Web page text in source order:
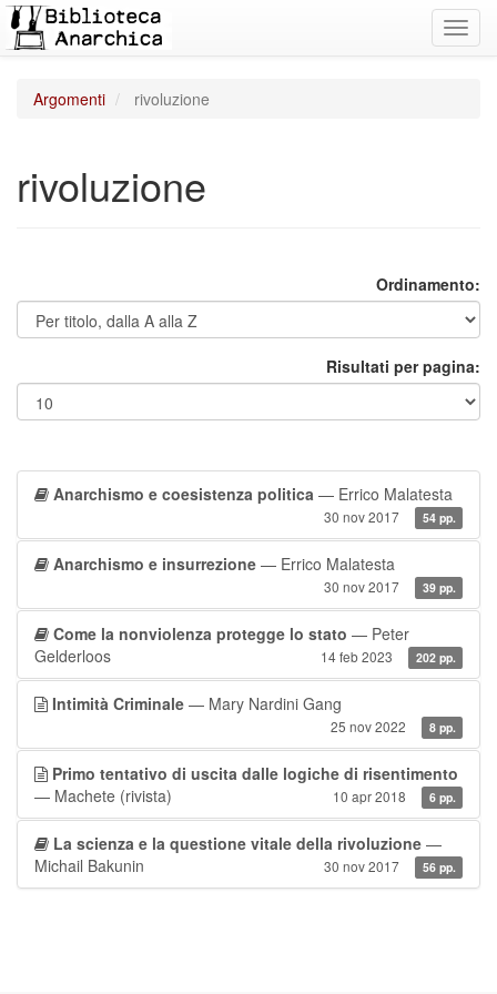
Argomenti rivoluzione
rivoluzione
Ordinamento:
Risultati per pagina:
Anarchismo e coesistenza politica — Errico Malatesta
30 nov 2017 54 pp.
Anarchismo e insurrezione — Errico Malatesta
30 nov 2017 39 pp.
Come la nonviolenza protegge lo stato — Peter
Gelderloos
14 feb 2023 202 pp.
Intimità Criminale — Mary Nardini Gang
25 nov 2022 8 pp.
Primo tentativo di uscita dalle logiche di risentimento
— Machete (rivista)
10 apr 2018 6 pp.
La scienza e la questione vitale della rivoluzione —
Michail Bakunin
30 nov 2017 56 pp.